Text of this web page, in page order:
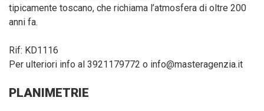
tipicamente toscano, che richiama l’atmosfera di oltre 200
anni fa.
Rif: KD1116
Per ulteriori info al 3921179772 o info@masteragenzia.it
PLANIMETRIE